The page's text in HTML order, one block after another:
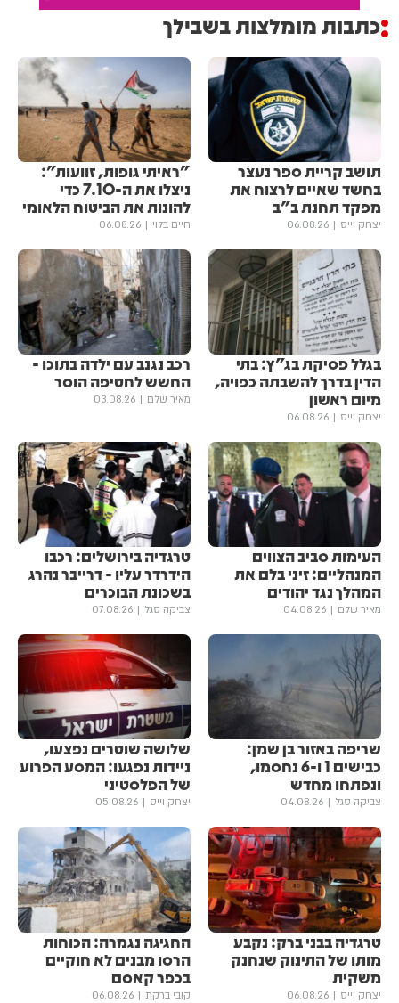
כתבות מומלצות בשבילך
תושב קריית ספר נעצר
בחשד שאיים לרצוח את
מפקד תחנת ב"ב
יצחק וייס 06.08.26
"ראיתי גופות, זוועות":
ניצלו את ה-7.10 כדי
להונות את הביטוח הלאומי
חיים בלוי 06.08.26
בגלל פסיקת בג"ץ: בתי
הדין בדרך להשבתה כפויה,
מיום ראשון
יצחק וייס 06.08.26
רכב נגנב עם ילדה בתוכו -
החשש לחטיפה הוסר
מאיר שלם 03.08.26
העימות סביב הצווים
המנהליים: זיני בלם את
המהלך נגד יהודים
מאיר שלם 04.08.26
טרגדיה בירושלים: רכבו
הידרדר עליו - דרייבר נהרג
בשכונת הבוכרים
צביקה סגל 07.08.26
שריפה באזור בן שמן:
כבישים 1 ו-6 נחסמו,
ונפתחו מחדש
צביקה סגל 04.08.26
שלושה שוטרים נפצעו,
ניידות נפגעו: המסע הפרוע
של הפלסטיני
יצחק וייס 05.08.26
טרגדיה בבני ברק: נקבע
מותו של התינוק שנחנק
משקית
יצחק וייס 06.08.26
החגיגה נגמרה: הכוחות
הרסו מבנים לא חוקיים
בכפר קאסם
קובי ברקת 06.08.26